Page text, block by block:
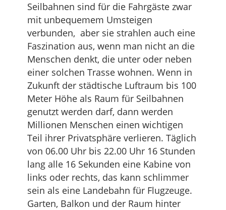
Seilbahnen sind für die Fahrgäste zwar
mit unbequemem Umsteigen
verbunden, aber sie strahlen auch eine
Faszination aus, wenn man nicht an die
Menschen denkt, die unter oder neben
einer solchen Trasse wohnen. Wenn in
Zukunft der städtische Luftraum bis 100
Meter Höhe als Raum für Seilbahnen
genutzt werden darf, dann werden
Millionen Menschen einen wichtigen
Teil ihrer Privatsphäre verlieren. Täglich
von 06.00 Uhr bis 22.00 Uhr 16 Stunden
lang alle 16 Sekunden eine Kabine von
links oder rechts, das kann schlimmer
sein als eine Landebahn für Flugzeuge.
Garten, Balkon und der Raum hinter